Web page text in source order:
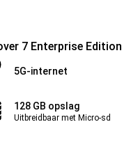
7 Enterprise Edition
5G-internet
128 GB opslag
Uitbreidbaar met Micro-sd